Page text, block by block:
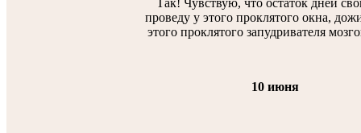
проведу у этого проклятого окна,
этого проклятого запудривателя
10 июня